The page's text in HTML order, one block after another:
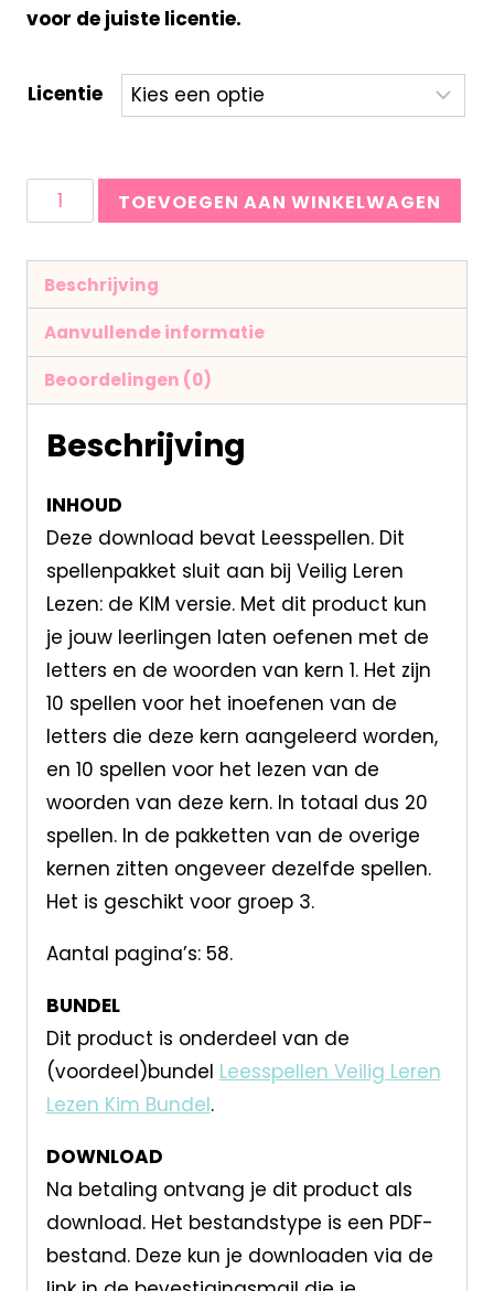
voor de juiste licentie.
Licentie
TOEVOEGEN AAN WINKELWAGEN
Beschrijving
Aanvullende informatie
Beoordelingen (0)
Beschrijving
INHOUD
Deze download bevat Leesspellen. Dit
spellenpakket sluit aan bij Veilig Leren
Lezen: de KIM versie. Met dit product kun
je jouw leerlingen laten oefenen met de
letters en de woorden van kern 1. Het zijn
10 spellen voor het inoefenen van de
letters die deze kern aangeleerd worden,
en 10 spellen voor het lezen van de
woorden van deze kern. In totaal dus 20
spellen. In de pakketten van de overige
kernen zitten ongeveer dezelfde spellen.
Het is geschikt voor groep 3.
Aantal pagina’s: 58.
BUNDEL
Dit product is onderdeel van de
(voordeel)bundel Leesspellen Veilig Leren
Lezen Kim Bundel.
DOWNLOAD
Na betaling ontvang je dit product als
download. Het bestandstype is een PDF-
bestand. Deze kun je downloaden via de